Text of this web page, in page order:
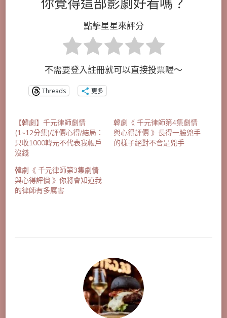
你覺得這部影劇好看嗎？
點擊星星來評分
不需要登入註冊就可以直接投票喔～
Threads 更多
【韓劇】千元律師劇情
(1~12分集)/評價心得/結局：
只收1000韓元不代表我帳戶
沒錢
韓劇《 千元律師第4集劇情
與心得評價 》長得一臉兇手
的樣子絕對不會是兇手
韓劇《 千元律師第3集劇情
與心得評價 》你將會知道我
的律師有多厲害